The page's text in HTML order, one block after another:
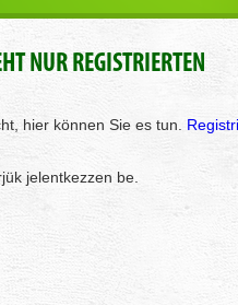
NUR REGISTRIERTEN
hier können Sie es tun.
jelentkezzen be.